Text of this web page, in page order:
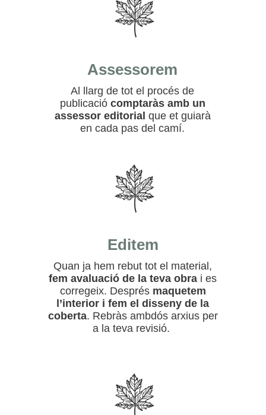
Assessorem
Al llarg de tot el procés de
publicació comptaràs amb un
assessor editorial que et guiarà
en cada pas del camí.
Editem
Quan ja hem rebut tot el material,
fem avaluació de la teva obra i es
corregeix. Després maquetem
l’interior i fem el disseny de la
coberta. Rebràs ambdós arxius per
a la teva revisió.